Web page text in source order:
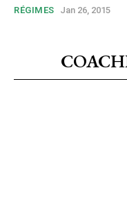
RÉGIMES Jan 26, 2015